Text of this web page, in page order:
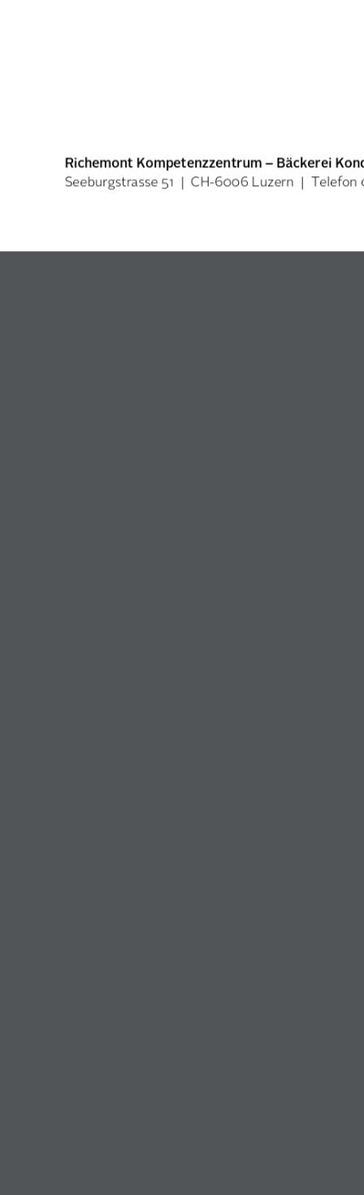
Richemont Kompetenzzentrum – Bäckerei
Seeburgstrasse 51 | CH-6006 Luzern |